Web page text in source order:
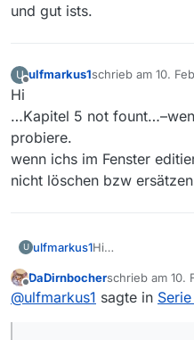
und gut ists.
U ulfmarkus1schrieb am 10.
zuletzt editiert von
Hi
…Kapitel 5 not
probiere.
wenn ichs im Fenster
nicht löschen bzw
U ulfmarkus1Hi
Browser probiere.
wenn ichs im
Offline
DaDirnbocherschrieb am 10.
zuletzt editiert
@ulfmarkus1 sagte in